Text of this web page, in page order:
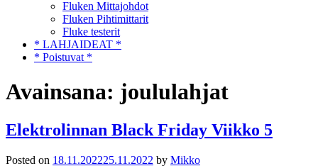
Fluken Mittajohdot
Fluken Pihtimittarit
Fluke testerit
* LAHJAIDEAT *
* Poistuvat *
Avainsana: joululahjat
Elektrolinnan Black Friday Viikko 5
Posted on 18.11.202225.11.2022 by Mikko